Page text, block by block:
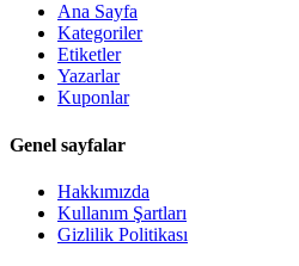
Ana Sayfa
Kategoriler
Etiketler
Yazarlar
Kuponlar
Genel sayfalar
Hakkımızda
Kullanım Şartları
Gizlilik Politikası